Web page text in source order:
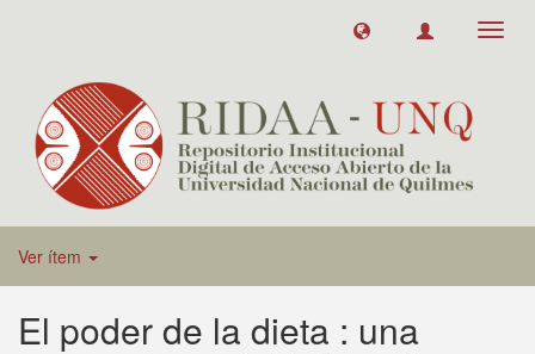
Ver ítem
El poder de la dieta : una